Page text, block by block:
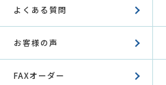
よくある質問
お客様の声
FAXオーダー